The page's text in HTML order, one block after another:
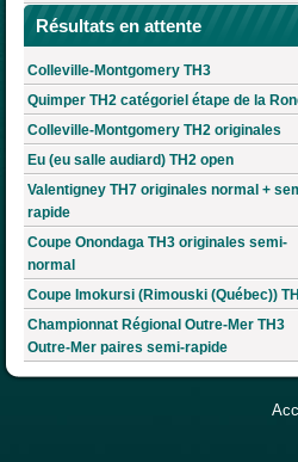
Résultats en attente
Colleville-Montgomery TH3
Quimper TH2 catégoriel étape de la
Colleville-Montgomery TH2 originales
Eu (eu salle audiard) TH2 open
Valentigney TH7 originales normal +
rapide
Coupe Onondaga TH3 originales semi-
normal
Coupe Imokursi (Rimouski (Québec))
Championnat Régional Outre-Mer TH3
Outre-Mer paires semi-rapide